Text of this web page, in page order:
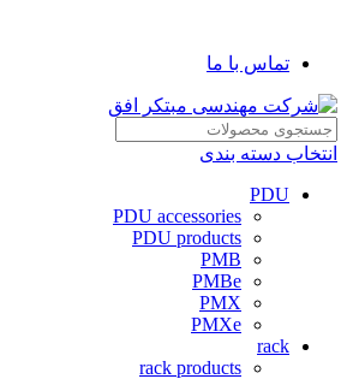
تماس با ما
انتخاب دسته بندی
PDU
PDU accessories
PDU products
PMB
PMBe
PMX
PMXe
rack
rack products